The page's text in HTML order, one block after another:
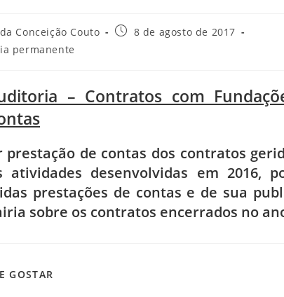
Conceição Couto
8 de agosto de 2017
permanente
– Contratos com
de contas dos contratos
atividades desenvolvidas em 2016,
prestações de contas e de sua
sobre os contratos encerrados no
GOSTAR